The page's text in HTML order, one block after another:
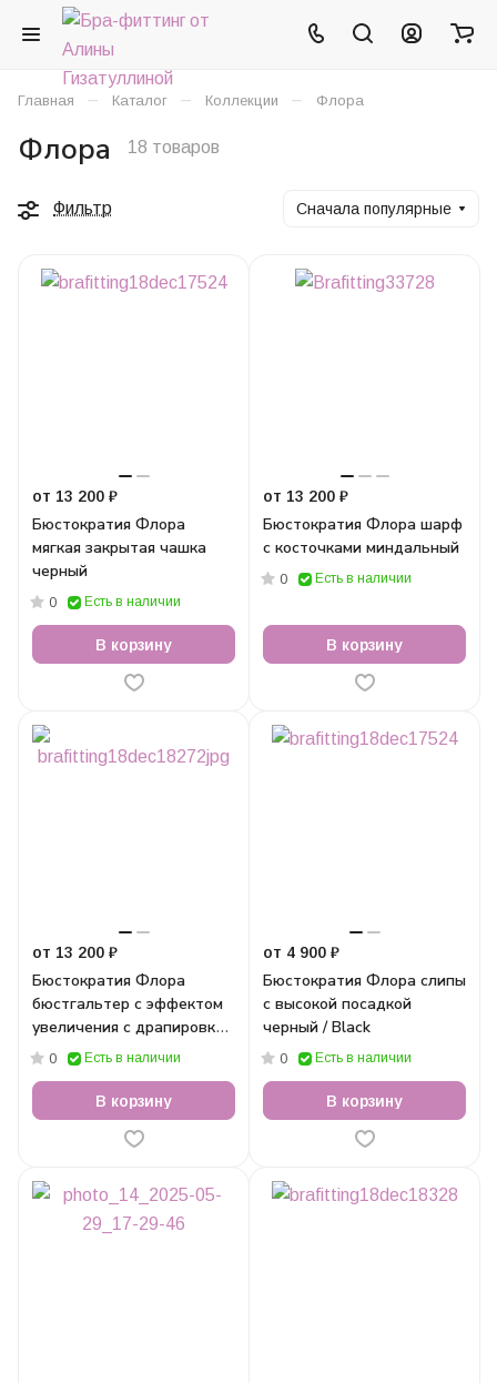
Главная – Каталог – Коллекции – Флора
Флора 18 товаров
Фильтр Сначала популярные
от 13 200 ₽
Бюстократия Флора
мягкая закрытая чашка
черный
0 Есть в наличии
В корзину
от 13 200 ₽
Бюстократия Флора шарф
с косточками миндальный
0 Есть в наличии
В корзину
от 13 200 ₽
Бюстократия Флора
бюстгальтер с эффектом
увеличения с драпировкой
черный
0 Есть в наличии
В корзину
от 4 900 ₽
Бюстократия Флора слипы
с высокой посадкой
черный / Black
0 Есть в наличии
В корзину